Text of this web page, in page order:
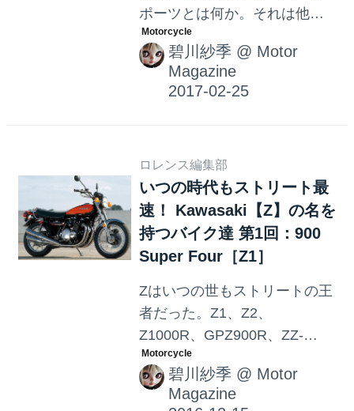
ポーツとは何か。それは他を
圧倒する高性能である。ナン
バーワンである。他には真似
出来ないハイメカニズムであ
る。そんなCBの名を受け継ぐ
したいと思います。
碧川紗季 @ Motor
Magazine
ロレンス編集部
いつの時代もストリート最
速！ Kawasaki【Z】の名を
持つバイク達 第1回：900
Super Four［Z1］
Zはいつの世もストリートの王
者だった。Z1、Z2、
Z1000R、GPZ900R、ZZ-
R1100、ZX-9R…………。スト
リート最速の座を明け渡した
ことは1度もない。ひたすら王
碧川紗季 @ Motor
Magazine